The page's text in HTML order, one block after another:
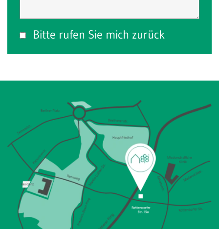
Bitte rufen Sie mich zurück